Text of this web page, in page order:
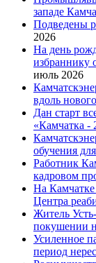
западе
Подведены
2026
На день
избраннику
июль 2026
вдоль
Дан старт
«Камчатка -
обучения
Работник
кадровом
На Камчатке
Центра
Житель
покушении
Усиленное
период